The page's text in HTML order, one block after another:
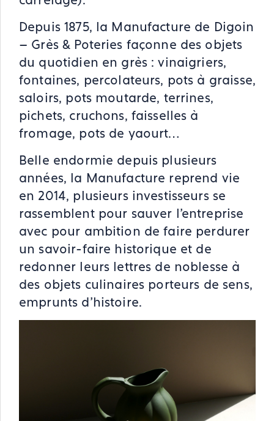
Depuis 1875, la Manufacture de Digoin
– Grès & Poteries façonne des objets
du quotidien en grès : vinaigriers,
fontaines, percolateurs, pots à graisse,
saloirs, pots moutarde, terrines,
pichets, cruchons, faisselles à
fromage, pots de yaourt…
Belle endormie depuis plusieurs
années, la Manufacture reprend vie
en 2014, plusieurs investisseurs se
rassemblent pour sauver l’entreprise
avec pour ambition de faire perdurer
un savoir-faire historique et de
redonner leurs lettres de noblesse à
des objets culinaires porteurs de sens,
emprunts d’histoire.